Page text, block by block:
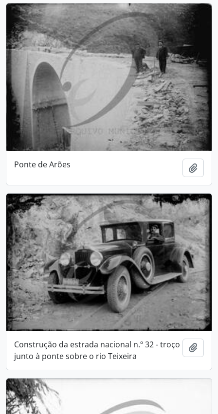
Ponte de Arões
Construção da estrada nacional n.º 32 - troço
junto à ponte sobre o rio Teixeira